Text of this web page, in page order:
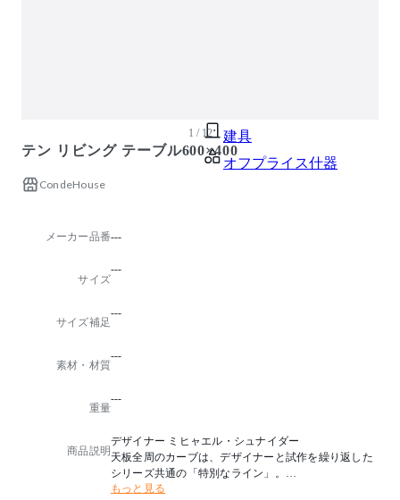
建具
オフプライス什器
1 / 12
テン リビング テーブル600×400
CondeHouse
メーカー品番---
サイズ
---
サイズ補足
---
素材・材質
---
重量
---
商品説明
デザイナー ミヒャエル・シュナイダー
天板全周のカーブは、デザイナーと試作を繰り返した
シリーズ共通の「特別なライン」。
細い鉄脚が醸す浮遊感も新鮮な4種類のテーブルです。
もっと見る